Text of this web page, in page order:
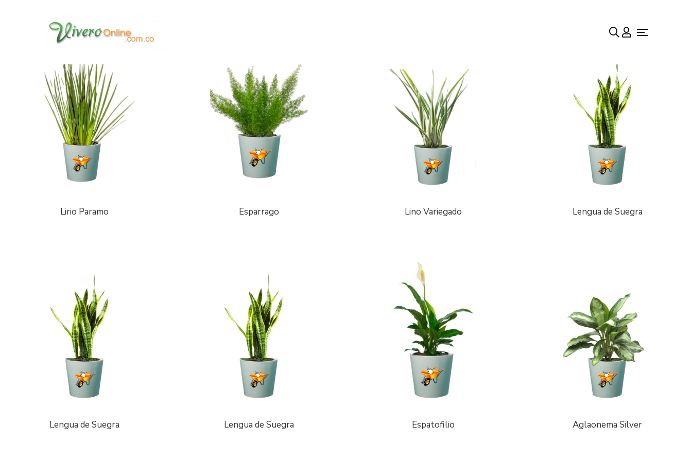
Showing all 8 results
Lirio Paramo Esparrago Lino Variegado Lengua de Suegra
Lengua de Suegra Lengua de Suegra Espatofilio Aglaonema Silver